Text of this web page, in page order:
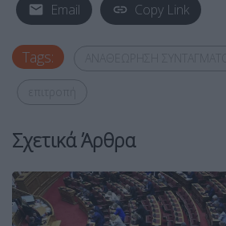
Email Copy Link
Tags:
Σχετικά Άρθρα